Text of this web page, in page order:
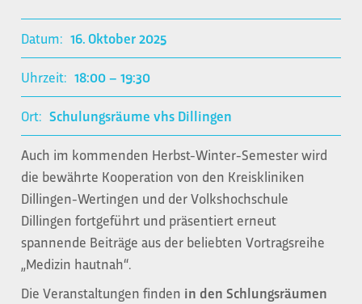
Datum: 16. Oktober 2025
Uhrzeit: 18:00– 19:30
Ort: Schulungsräume vhs Dillingen
Auch im kommenden Herbst-Winter-Semester wird
die bewährte Kooperation von den Kreiskliniken
Dillingen-Wertingen und der Volkshochschule
Dillingen fortgeführt und präsentiert erneut
spannende Beiträge aus der beliebten Vortragsreihe
„Medizin hautnah“.
Die Veranstaltungen finden in den Schlungsräumen